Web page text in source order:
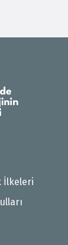
İlkeleri